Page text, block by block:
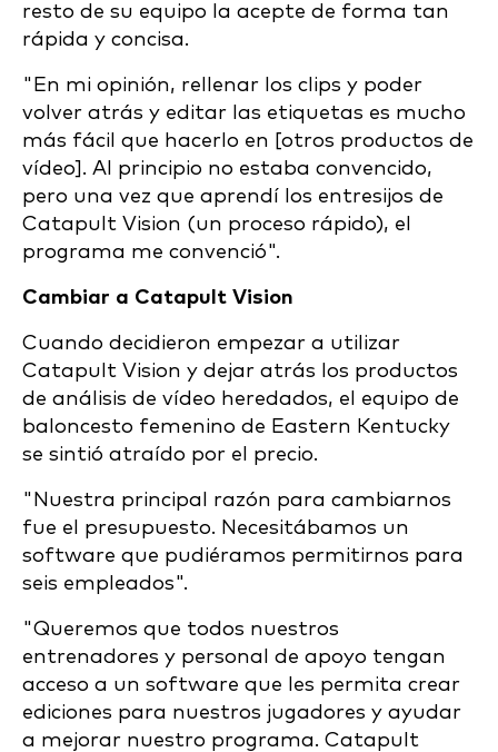
resto de su equipo la acepte de forma tan
rápida y concisa.
"En mi opinión, rellenar los clips y poder
volver atrás y editar las etiquetas es mucho
más fácil que hacerlo en [otros productos de
vídeo]. Al principio no estaba convencido,
pero una vez que aprendí los entresijos de
Catapult Vision (un proceso rápido), el
programa me convenció".
Cambiar a Catapult Vision
Cuando decidieron empezar a utilizar
Catapult Vision y dejar atrás los productos
de análisis de vídeo heredados, el equipo de
baloncesto femenino de Eastern Kentucky
se sintió atraído por el precio.
"Nuestra principal razón para cambiarnos
fue el presupuesto. Necesitábamos un
software que pudiéramos permitirnos para
seis empleados".
"Queremos que todos nuestros
entrenadores y personal de apoyo tengan
acceso a un software que les permita crear
ediciones para nuestros jugadores y ayudar
a mejorar nuestro programa. Catapult